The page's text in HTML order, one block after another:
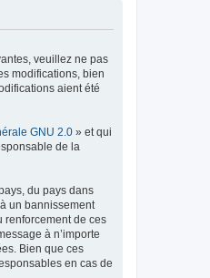
veuillez ne pas
modifications, bien
aient été
GNU 2.0 » et qui
de la
du pays dans
un bannissement
renforcement de ces
à n’importe
Bien que ces
en cas de